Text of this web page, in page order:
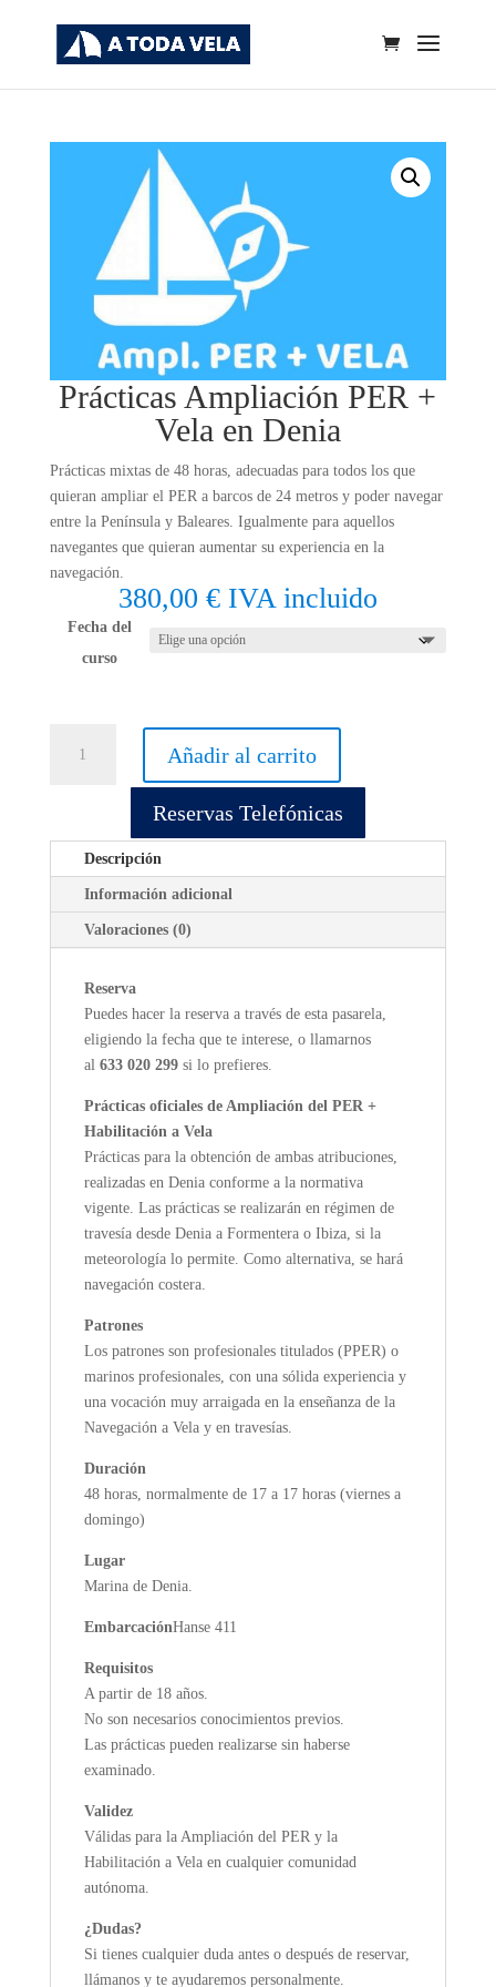
Prácticas Ampliación PER +
Vela en Denia
Prácticas mixtas de 48 horas, adecuadas para todos los que
quieran ampliar el PER a barcos de 24 metros y poder navegar
entre la Península y Baleares. Igualmente para aquellos
navegantes que quieran aumentar su experiencia en la
navegación.
380,00 € IVA incluido
Fecha del
curso
Ampliación
Vela
Denia
cantidad
Añadir al carrito
Reservas Telefónicas
Descripción
Información adicional
Valoraciones (0)
Reserva
Puedes hacer la reserva a través de esta pasarela,
eligiendo la fecha que te interese, o llamarnos
al 633 020 299si lo prefieres.
Prácticas oficiales de Ampliación del PER +
Habilitación a Vela
Prácticas para la obtención de ambas atribuciones,
realizadas en Denia conforme a la normativa
vigente. Las prácticas se realizarán en régimen de
travesía desde Denia a Formentera o Ibiza, si la
meteorología lo permite. Como alternativa, se hará
navegación costera.
Patrones
Los patrones son profesionales titulados (PPER) o
marinos profesionales, con una sólida experiencia y
una vocación muy arraigada en la enseñanza de la
Navegación a Vela y en travesías.
Duración
48 horas, normalmente de 17 a 17 horas (viernes a
domingo)
Lugar
Marina de Denia.
EmbarcaciónHanse 411
Requisitos
A partir de 18 años.
No son necesarios conocimientos previos.
Las prácticas pueden realizarse sin haberse
examinado.
Validez
Válidas para la Ampliación del PER y la
Habilitación a Vela en cualquier comunidad
autónoma.
¿Dudas?
Si tienes cualquier duda antes o después de reservar,
llámanos y te ayudaremos personalmente.